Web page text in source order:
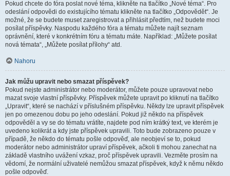
Pokud chcete do fóra poslat nové téma, klikněte na tlačítko „Nové téma“. Pro
odeslání odpovědi do existujícího tématu klikněte na tlačítko „Odpovědět“. Je
možné, že se budete muset zaregistrovat a přihlásit předtím, než budete moci
posílat příspěvky. Naspodu každého fóra a tématu můžete najít seznam
oprávnění, které v konkrétním fóru a tématu máte. Například: „Můžete posílat
nová témata“, „Můžete posílat přílohy“ atd.
Nahoru
Jak můžu upravit nebo smazat příspěvek?
Pokud nejste administrátor nebo moderátor, můžete pouze upravovat nebo
mazat svoje vlastní příspěvky. Příspěvek můžete upravit po kliknutí na tlačítko
„Upravit“, které se nachází v příslušném příspěvku. Někdy lze upravit příspěvek
jen po omezenou dobu po jeho odeslání. Pokud již někdo na příspěvek
odpověděl a vy se do tématu vrátíte, najdete pod ním krátký text, ve kterém je
uvedeno kolikrát a kdy jste příspěvek upravili. Toto bude zobrazeno pouze v
případě, že někdo do tématu pošle odpověď, ale neobjeví se to, pokud
moderátor nebo administrátor upraví příspěvek, ačkoli ti mohou zanechat na
základě vlastního uvážení vzkaz, proč příspěvek upravili. Vezměte prosím na
vědomí, že normální uživatelé nemůžou smazat příspěvek, když k němu někdo
pošle odpověď.